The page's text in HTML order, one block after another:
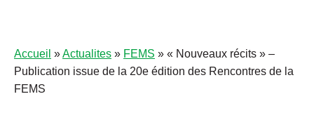
Accueil »Actualites » FEMS » « Nouveaux récits » –
Publication issue de la 20e édition des Rencontres de la
FEMS